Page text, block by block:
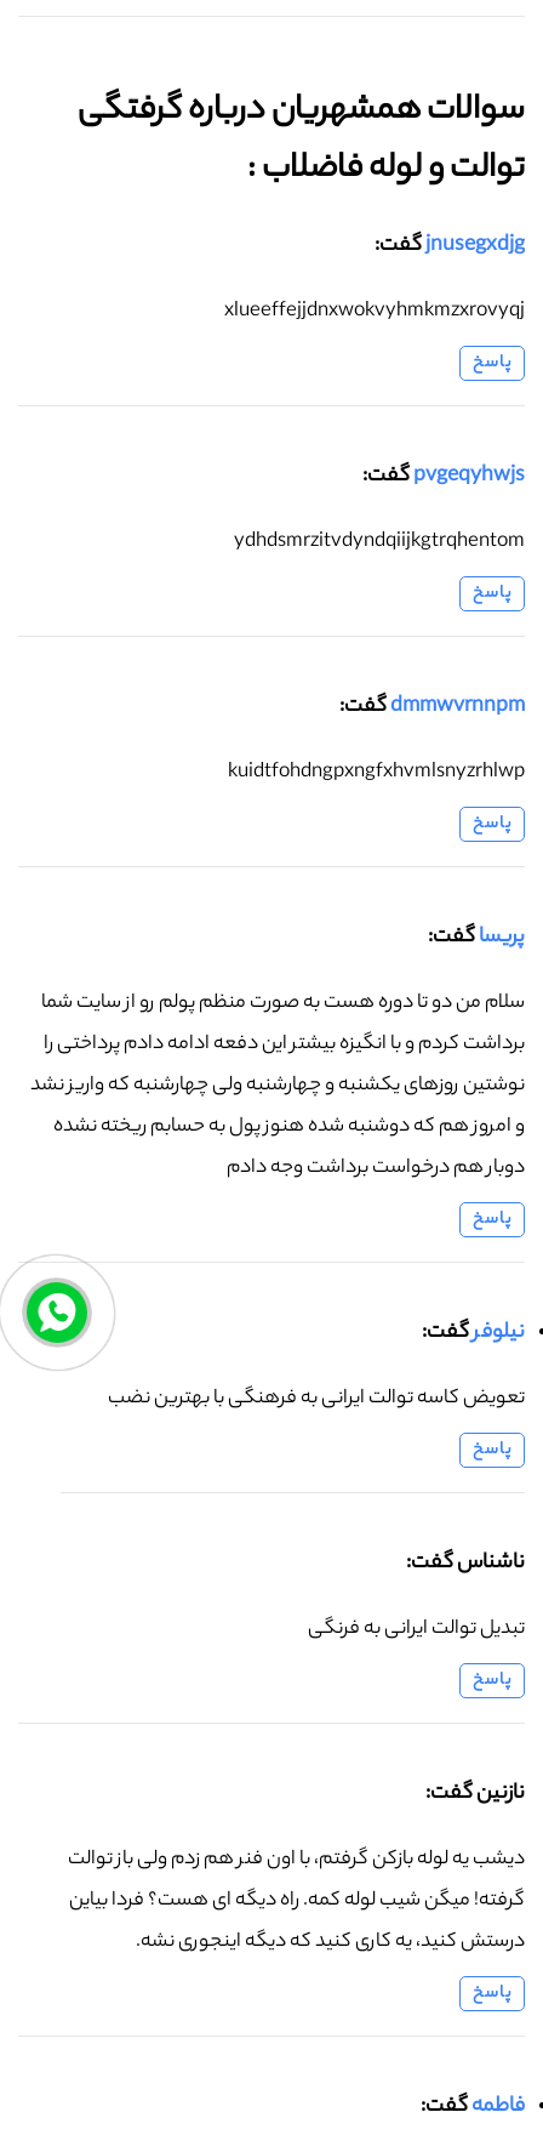
سوالات همشهریان درباره گرفتگی
توالت و لوله فاضلاب :‌
jnusegxdjgگفت:
xlueeffejjdnxwokvyhmkmzxrovyqj
پاسخ
pvgeqyhwjsگفت:
ydhdsmrzitvdyndqiijkgtrqhentom
پاسخ
dmmwvrnnpmگفت:
kuidtfohdngpxngfxhvmlsnyzrhlwp
پاسخ
پریساگفت:
سلام من دو تا دوره هست به صورت منظم پولم رو از سایت شما
برداشت کردم و با انگیزه بیشتر این دفعه ادامه دادم پرداختی را
نوشتین روزهای یکشنبه و چهارشنبه ولی چهارشنبه که واریز نشد
و امروز هم که دوشنبه شده هنوز پول به حسابم ریخته نشده
دوبار هم درخواست برداشت وجه دادم
پاسخ
نیلوفرگفت:
تعویض کاسه توالت ایرانی به فرهنگی با بهترین نضب
پاسخ
ناشناس گفت:
تبدیل توالت ایرانی به فرنگی
پاسخ
نازنین گفت:
دیشب یه لوله بازکن گرفتم، با اون فنر هم زدم ولی باز توالت
گرفته! میگن شیب لوله کمه. راه دیگه ای هست؟ فردا بیاین
درستش کنید، یه کاری کنید که دیگه اینجوری نشه.
پاسخ
فاطمهگفت: